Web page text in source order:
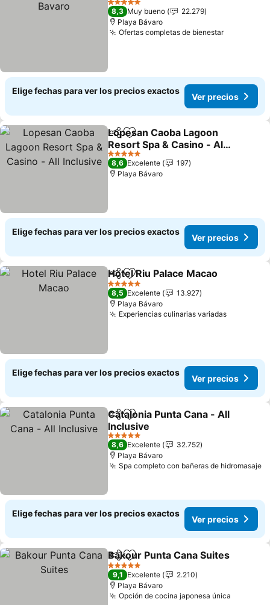
5 Estrellas
8,3 Muy bueno
22.279
Playa Bávaro
Ofertas completas de bienestar
Elige fechas para ver los precios exactos
Ver precios
CompartirAgregar a favoritos
Lopesan Caoba Lagoon
Resort Spa & Casino - All
Inclusive
5 Estrellas
8,6 Excelente
197
Playa Bávaro
Elige fechas para ver los precios exactos
Ver precios
CompartirAgregar a favoritos
Hotel Riu Palace Macao
5 Estrellas
8,5 Excelente
13.927
Playa Bávaro
Experiencias culinarias variadas
Elige fechas para ver los precios exactos
Ver precios
CompartirAgregar a favoritos
Catalonia Punta Cana - All
Inclusive
5 Estrellas
8,6 Excelente
32.752
Playa Bávaro
Spa completo con bañeras de hidromasaje
Elige fechas para ver los precios exactos
Ver precios
CompartirAgregar a favoritos
Bakour Punta Cana Suites
5 Estrellas
9,1 Excelente
2.210
Playa Bávaro
Opción de cocina japonesa única